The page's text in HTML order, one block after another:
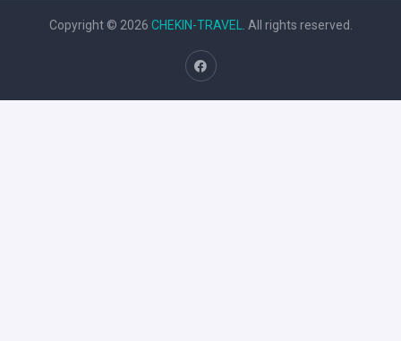
Copyright © 2026 CHEKIN-TRAVEL . All rights reserved.